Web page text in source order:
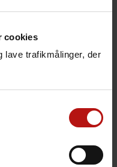
cookies
lave trafikmålinger, der